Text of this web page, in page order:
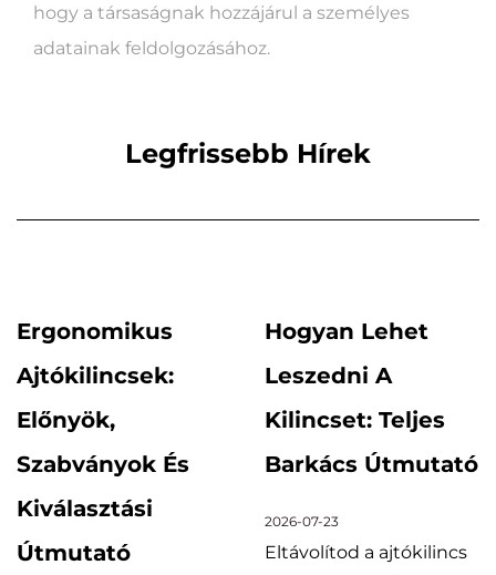
hogy a társaságnak hozzájárul a személyes
adatainak feldolgozásához.
Legfrissebb Hírek
Ergonomikus
Ajtókilincsek:
Előnyök,
Szabványok És
Kiválasztási
Útmutató
Hogyan Lehet
Leszedni A
Kilincset: Teljes
Barkács Útmutató
2026-07-23
Eltávolítod a ajtókilincs